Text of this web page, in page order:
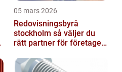
05 mars 2026
Redovisningsbyrå
stockholm så väljer du
rätt partner för företagets